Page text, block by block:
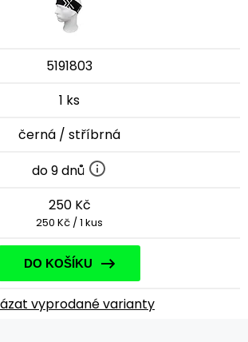
5191803
1 ks
černá / stříbrná
do 9 dnů
250 Kč
250 Kč / 1 kus
DO KOŠÍKU
vyprodané varianty